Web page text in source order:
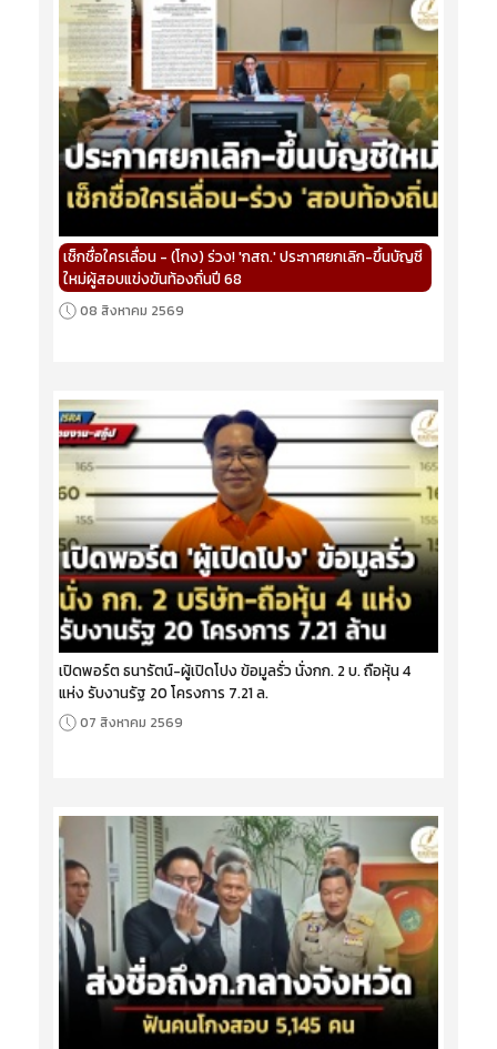
เช็กชื่อใครเลื่อน - (โกง) ร่วง! 'กสถ.' ประกาศยกเลิก-ขึ้นบัญชี
ใหม่ผู้สอบแข่งขันท้องถิ่นปี 68
08 สิงหาคม 2569
เปิดพอร์ต ธนารัตน์-ผู้เปิดโปง ข้อมูลรั่ว นั่งกก. 2 บ. ถือหุ้น 4
แห่ง รับงานรัฐ 20 โครงการ 7.21 ล.
07 สิงหาคม 2569